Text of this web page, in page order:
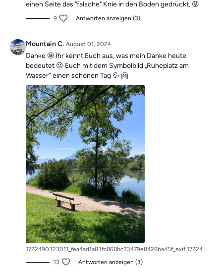
einen Seite das "falsche" Knie in den Boden gedrückt. 😜
9 Antworten anzeigen (3)
Mountain C. August 01, 2024
Danke 🤩 Ihr kennt Euch aus, was mein Danke heute
bedeutet 😜 Euch mit dem Symbolbild „Ruheplatz am
Wasser“ einen schönen Tag 💦 🤗
1722490323011_fea4ad1a83fc868bc33479e8428ba45f_exif.1722490323.jpg
13
Antworten anzeigen (3)